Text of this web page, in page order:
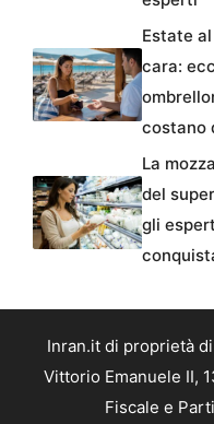
Estate
cara:
costano
La
del
gli
Inran.it di proprietà
Vittorio Emanuele II,
Fiscale e